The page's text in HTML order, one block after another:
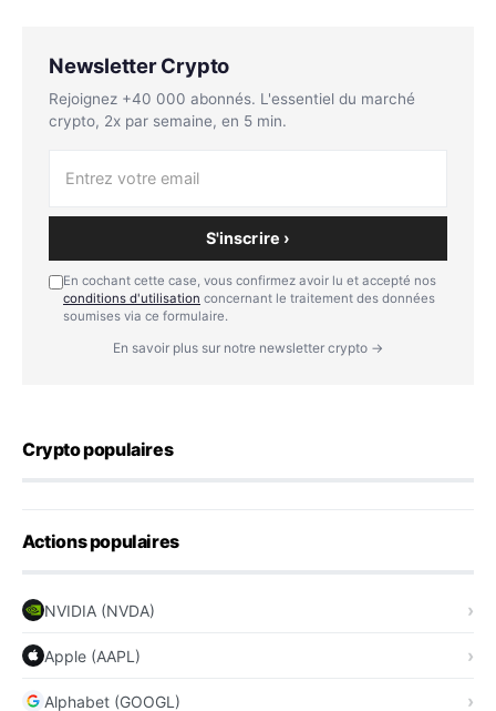
Newsletter Crypto
Rejoignez +40 000 abonnés. L'essentiel du marché
crypto, 2x par semaine, en 5 min.
S'inscrire ›
En cochant cette case, vous confirmez avoir lu et accepté nos
conditions d'utilisation concernant le traitement des données
soumises via ce formulaire.
En savoir plus sur notre newsletter crypto →
Crypto populaires
Actions populaires
NVIDIA (NVDA)
Apple (AAPL)
Alphabet (GOOGL)